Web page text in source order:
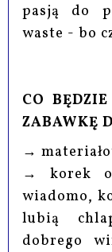
pasją do
waste - bo
CO
ZABAWKĘ
→
→ korek
wiadomo,
lubią
dobrego